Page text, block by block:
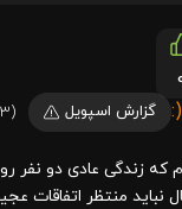
گزارش اسپویل (1405/02/23)
که زندگی عادی دو نفر
نباید منتظر اتفاقات